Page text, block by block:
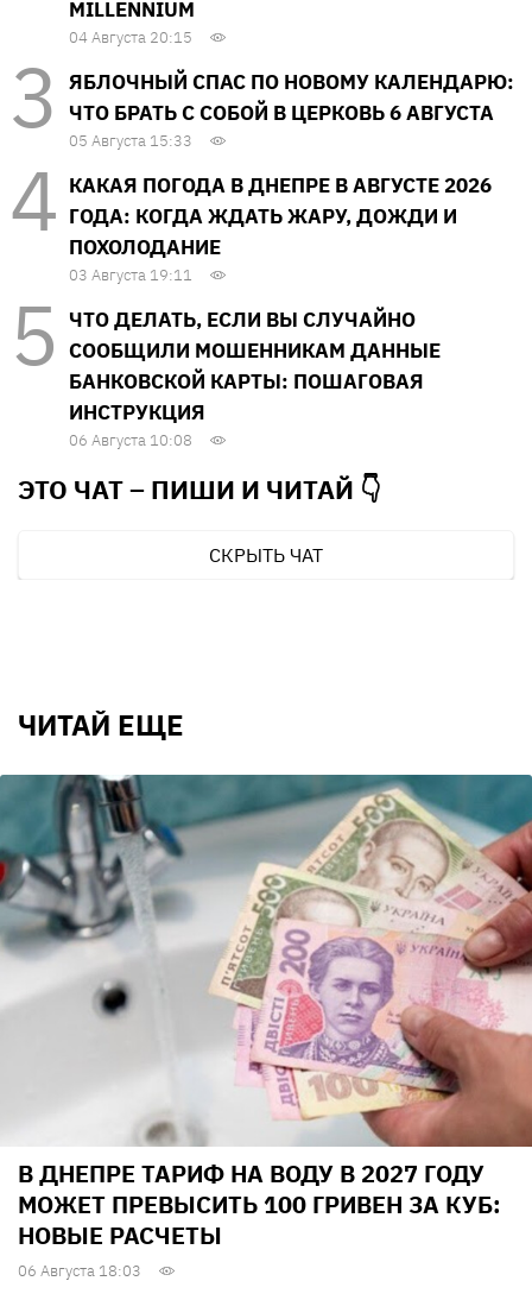
MILLENNIUM
04 Августа 20:15
ЯБЛОЧНЫЙ СПАС ПО НОВОМУ КАЛЕНДАРЮ:
ЧТО БРАТЬ С СОБОЙ В ЦЕРКОВЬ 6 АВГУСТА
05 Августа 15:33
КАКАЯ ПОГОДА В ДНЕПРЕ В АВГУСТЕ 2026
ГОДА: КОГДА ЖДАТЬ ЖАРУ, ДОЖДИ И
ПОХОЛОДАНИЕ
03 Августа 19:11
ЧТО ДЕЛАТЬ, ЕСЛИ ВЫ СЛУЧАЙНО
СООБЩИЛИ МОШЕННИКАМ ДАННЫЕ
БАНКОВСКОЙ КАРТЫ: ПОШАГОВАЯ
ИНСТРУКЦИЯ
06 Августа 10:08
ЭТО ЧАТ – ПИШИ И ЧИТАЙ 👇
СКРЫТЬ ЧАТ
ЧИТАЙ ЕЩЕ
В ДНЕПРЕ ТАРИФ НА ВОДУ В 2027 ГОДУ
МОЖЕТ ПРЕВЫСИТЬ 100 ГРИВЕН ЗА КУБ:
НОВЫЕ РАСЧЕТЫ
06 Августа 18:03